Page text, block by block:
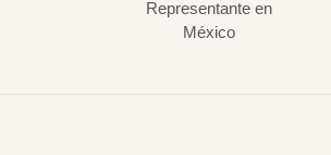
Representante en
México